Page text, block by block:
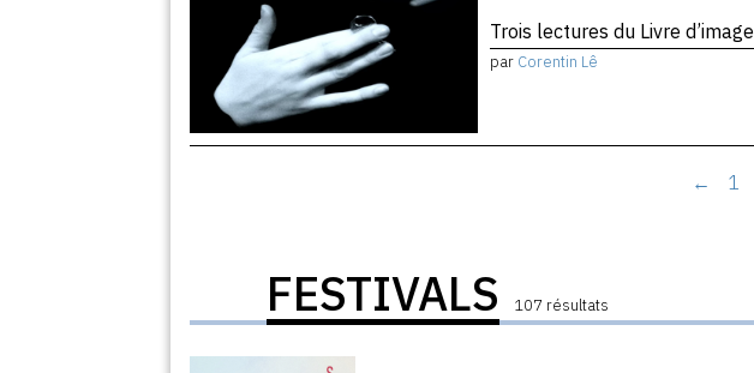
Trois lectures du Livre d’image
par Corentin Lê
← 1
FESTIVALS 107 résultats